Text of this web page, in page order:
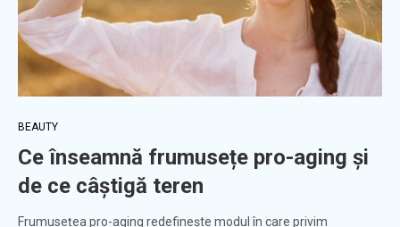
BEAUTY
Ce înseamnă frumusețe pro-aging și
de ce câștigă teren
Frumusețea pro-aging redefinește modul în care privim